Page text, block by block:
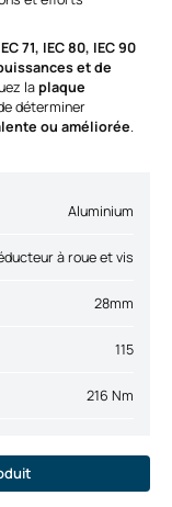
71, IEC 80, IEC 90
et de
laplaque
déterminer
ou améliorée.
Aluminium
à roue et vis
28mm
115
216 Nm